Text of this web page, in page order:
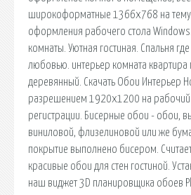
широкоформатные 1366х768 на тему
оформления рабочего стола
комнаты. Уютная гостиная. Спальня
любовью. интерьер комната квартира
деревянный. Скачать Обои Интерьер
разрешением 1920x1200 на рабочий
регистрации. Бисерные обои - обои,
виниловой, флизелиновой или же
покрытие выполнено бисером.
красивые обои для стен гостиной.
наш виджет 3D планировщика обоев